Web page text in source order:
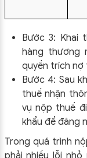
Bước 3: Khai
hàng thương
quyền trích nợ
Bước 4: Sau
thuế nhận
vụ nộp thuế
khẩu để đăng
Trong quá trình
phải nhiều lỗi